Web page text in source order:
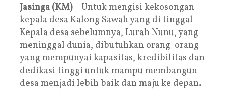
Jasinga (KM)– Untuk mengisi kekosongan
kepala desa Kalong Sawah yang di tinggal
Kepala desa sebelumnya, Lurah Nunu, yang
meninggal dunia, dibutuhkan orang-orang
yang mempunyai kapasitas, kredibilitas dan
dedikasi tinggi untuk mampu membangun
desa menjadi lebih baik dan maju ke depan.